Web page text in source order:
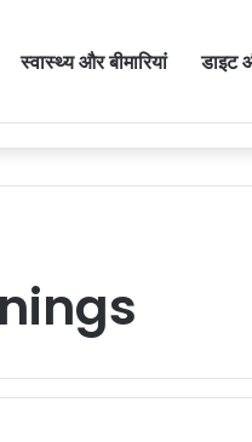
स्वास्थ्य और बीमारियां डाइट
न जाए कोलोरेक्टल कैंसर की